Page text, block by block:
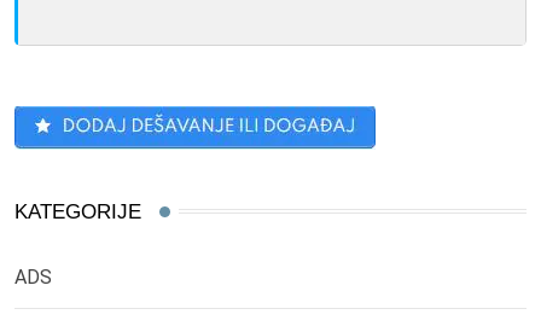
KATEGORIJE
ADS